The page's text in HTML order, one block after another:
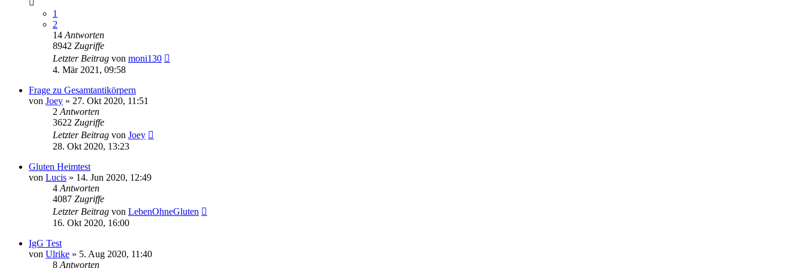
1
2
14 Antworten
8942 Zugriffe
Letzter Beitrag von moni130
4. Mär 2021, 09:58
Frage zu Gesamtantikörpern
von Joey » 27. Okt 2020, 11:51
2 Antworten
3622 Zugriffe
Letzter Beitrag von Joey
28. Okt 2020, 13:23
Gluten Heimtest
von Lucis » 14. Jun 2020, 12:49
4 Antworten
4087 Zugriffe
Letzter Beitrag von LebenOhneGluten
16. Okt 2020, 16:00
IgG Test
von Ulrike » 5. Aug 2020, 11:40
8 Antworten